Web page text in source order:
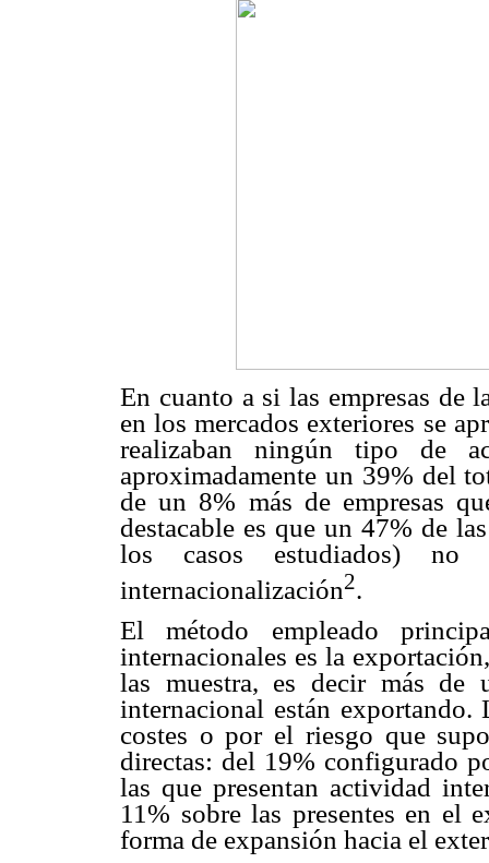
En cuanto a si las empresas de
en los mercados exteriores se
realizaban ningún tipo de
aproximadamente un 39% del
de un 8% más de empresas
destacable es que un 47% de
los casos estudiados)
internacionalización2.
El método empleado
internacionales es la
las muestra, es decir más de
internacional están
costes o por el riesgo que
directas: del 19% configurado
las que presentan actividad
11% sobre las presentes en el
forma de expansión hacia el